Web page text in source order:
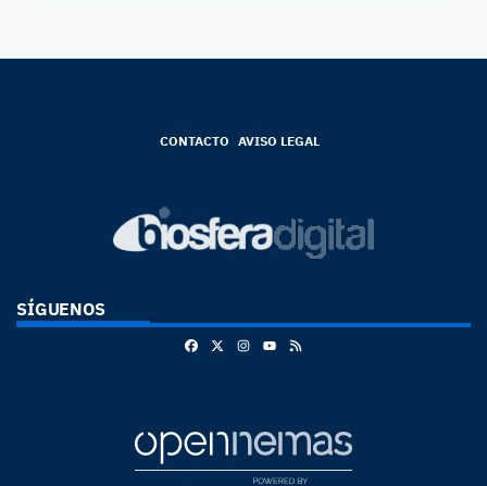
CONTACTO AVISO LEGAL
SÍGUENOS
FacebookInstagram